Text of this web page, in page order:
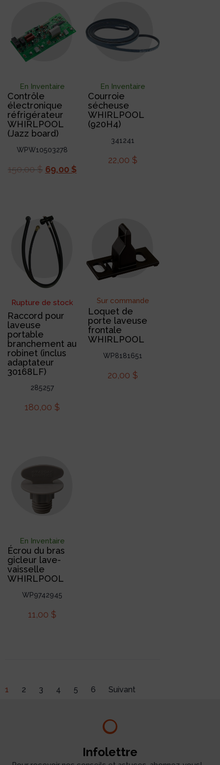
En Inventaire
Contrôle
électronique
réfrigérateur
WHIRLPOOL
(Jazz board)
WPW10503278
150,00$ 69,00 $
En Inventaire
Courroie
sécheuse
WHIRLPOOL
(920H4)
341241
22,00 $
Rupture de stock
Raccord pour
laveuse
portable
branchement au
robinet (inclus
adaptateur
30168LF)
285257
180,00 $
Sur commande
Loquet de
porte laveuse
frontale
WHIRLPOOL
WP8181651
20,00 $
En Inventaire
Écrou du bras
gicleur lave-
vaisselle
WHIRLPOOL
WP9742945
11,00 $
1 2 3 4 5 6 Suivant
Infolettre